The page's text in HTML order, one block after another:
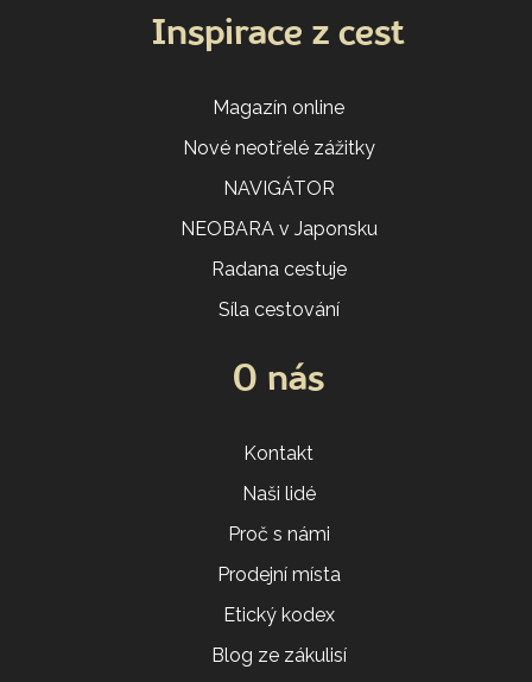
Inspirace z cest
Magazín online
Nové neotřelé zážitky
NAVIGÁTOR
NEOBARA v Japonsku
Radana cestuje
Síla cestování
O nás
Kontakt
Naši lidé
Proč s námi
Prodejní místa
Etický kodex
Blog ze zákulisí